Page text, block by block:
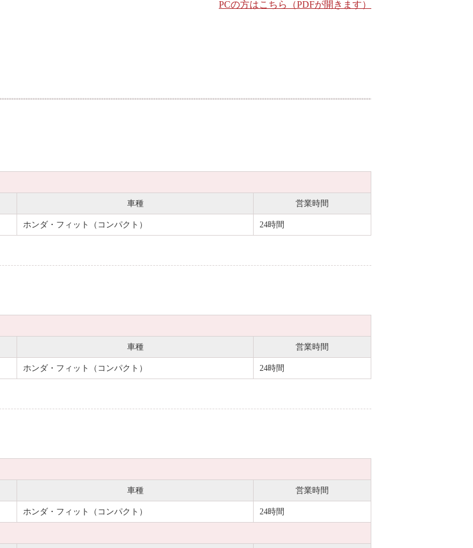
PCの方はこちら（PDFが開きます）
車種 営業時間
ホンダ・フィット（コンパクト） 24時間
車種 営業時間
ホンダ・フィット（コンパクト） 24時間
車種 営業時間
ホンダ・フィット（コンパクト） 24時間